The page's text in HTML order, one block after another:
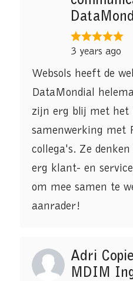
3 years ago
Websols heeft de
DataMondial
zijn erg blij met het
samenwerking met
collega's. Ze
erg klant- en
om mee samen te
aanrader!
Adri
MDIM